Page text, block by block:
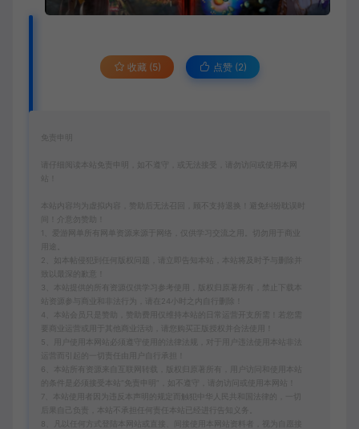
收藏 (5) 点赞 (2)
免责申明
请仔细阅读本站免责申明，如不遵守，或无法接受，请勿访问或使用本网
本站内容均为虚拟内容，赞助后无法召回，顾不支持退换！避免纠纷耽误时
间！介意勿赞助！
1、爱游网单所有网单资源来源于网络，仅供学习交流之用。切勿用于商业
2、如本帖侵犯到任何版权问题，请立即告知本站，本站将及时予与删除并
致以最深的歉意！
3、本站提供的所有资源仅供学习参考使用，版权归原著所有，禁止下载本
站资源参与商业和非法行为，请在24小时之内自行删除！
4、本站会员只是赞助，赞助费用仅维持本站的日常运营开支所需！若您需
要商业运营或用于其他商业活动，请您购买正版授权并合法使用！
5、用户使用本网站必须遵守使用的法律法规，对于用户违法使用本站非法
6、本站所有资源来自互联网转载，版权归原著所有，用户访问和使用本站
的条件是必须接受本站“免责申明”，如不遵守，请勿访问或使用本网站！
7、本站使用者因为违反本声明的规定而触犯中华人民共和国法律的，一切
后果自己负责，本站不承担任何责任本站已经进行告知义务。
8、凡以任何方式登陆本网站或直接、间接使用本网站资料者，视为自愿接